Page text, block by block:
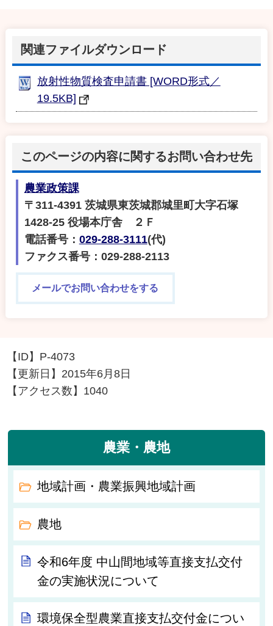
関連ファイルダウンロード
放射性物質検査申請書 [WORD形式／
19.5KB]
このページの内容に関するお問い合わせ先
農業政策課
〒311-4391 茨城県東茨城郡城里町大字石塚
1428-25 役場本庁舎 ２Ｆ
電話番号： 029-288-3111(代)
ファクス番号：029-288-2113
メールでお問い合わせをする
【ID】 P-4073
【更新日】 2015年6月8日
【アクセス数】 1040
農業・農地
地域計画・農業振興地域計画
農地
令和6年度 中山間地域等直接支払交付
金の実施状況について
環境保全型農業直接支払交付金につい